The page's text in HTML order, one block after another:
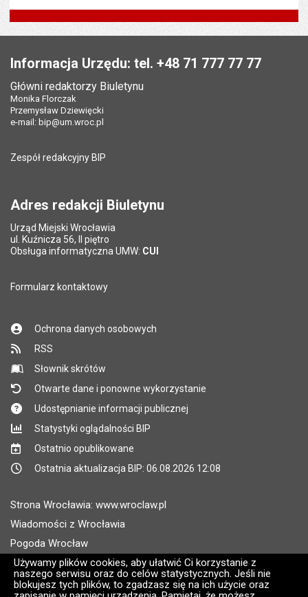
Używamy plików cookies, aby ułatwić Ci korzystanie z
naszego serwisu oraz do celów statystycznych. Jeśli nie
blokujesz tych plików, to zgadzasz się na ich użycie oraz
Informacja Urzędu: tel. +48 71 777 77 77
Główni redaktorzy Biuletynu
Monika Florczak
Przemysław Dziewięcki
e-mail: bip@um.wroc.pl
Zespół redakcyjny BIP
Adres redakcji Biuletynu
Urząd Miejski Wrocławia
ul. Kuźnicza 56, II piętro
Obsługa informatyczna UMW: CUI
Formularz kontaktowy
Ochrona danych osobowych
RSS
Słownik skrótów
Otwarte dane i ponowne wykorzystanie
Udostępnianie informacji publicznej
Statystyki oglądalności BIP
Ostatnio opublikowane
Ostatnia aktualizacja BIP: 06.08.2026 12:08
Strona Wrocławia: www.wroclaw.pl
Wiadomości z Wrocławia
Pogoda Wrocław
Rozkłady jazdy MPK Wrocław
Administratorem wroclaw.pl jest: ARAW